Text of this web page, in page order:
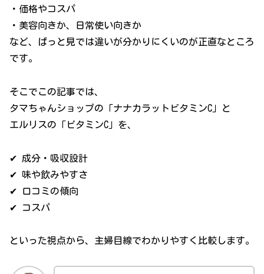
・価格やコスパ
・美容向きか、日常使い向きか
など、ぱっと見では違いが分かりにくいのが正直なところ
です。
そこでこの記事では、
タマちゃんショップの「ナナカラットビタミンC」と
エルリスの「ビタミンC」を、
✔ 成分・吸収設計
✔ 味や飲みやすさ
✔ 口コミの傾向
✔ コスパ
といった視点から、主婦目線でわかりやすく比較します。